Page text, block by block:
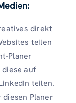
direkt
teilen
Planer
diese auf
teilen.
diesen Planer